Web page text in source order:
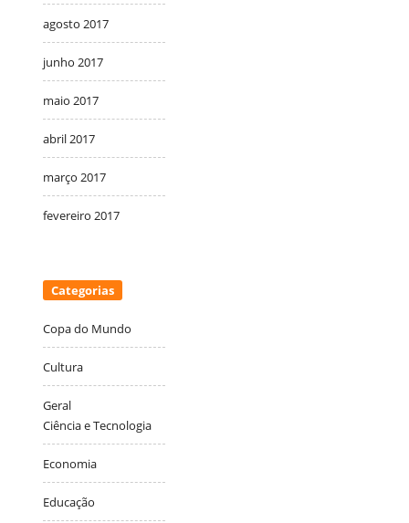
agosto 2017
junho 2017
maio 2017
abril 2017
março 2017
fevereiro 2017
Categorias
Copa do Mundo
Cultura
Geral
Ciência e Tecnologia
Economia
Educação